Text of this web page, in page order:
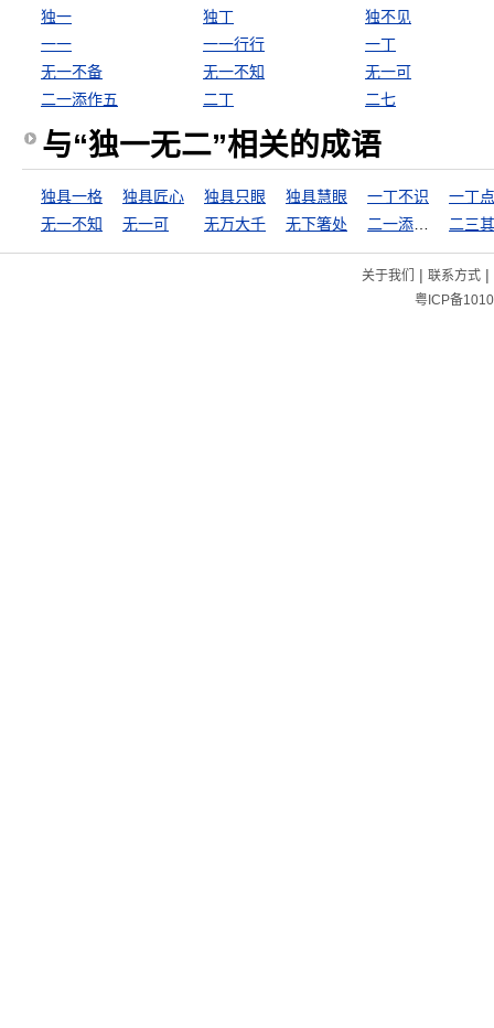
独一 独丁
独不见
一一
一一行行
一丁
无一不备
无一不知
无一可
二一添作五
二丁 二七
与“独一无二”相关的成语
独具一格 独具匠心 独具只眼 独具慧眼 一丁不识
一丁
无一不知
无一可 无万大千 无下箸处 二三
关于我们 | 联系方式|
粤ICP备